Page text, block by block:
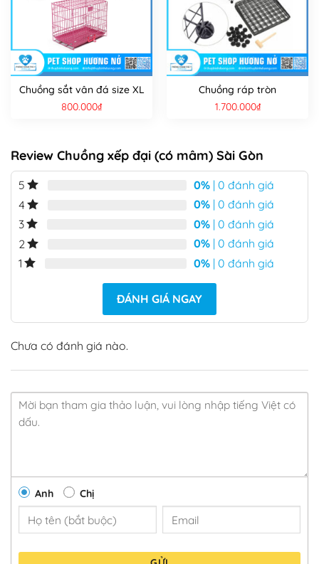
Chuồng sắt vân đá size XL
800.000₫
Chuồng ráp tròn
1.700.000₫
Review Chuồng xếp đại (có mâm) Sài Gòn
5 0% | 0 đánh giá
4
0% | 0 đánh giá
3
0% | 0 đánh giá
2
0% | 0 đánh giá
1
0% | 0 đánh giá
ĐÁNH GIÁ NGAY
Chưa có đánh giá nào.
Anh Chị